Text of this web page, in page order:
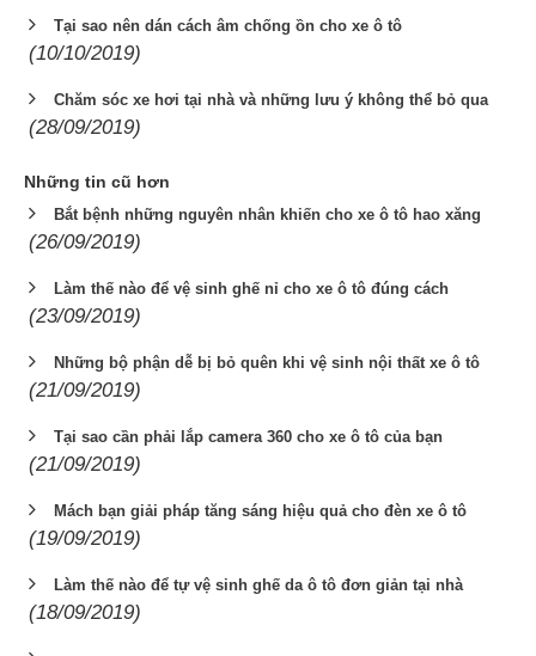
Tại sao nên dán cách âm chống ồn cho xe ô tô
(10/10/2019)
Chăm sóc xe hơi tại nhà và những lưu ý không thể bỏ qua
(28/09/2019)
Những tin cũ hơn
Bắt bệnh những nguyên nhân khiến cho xe ô tô hao xăng
(26/09/2019)
Làm thế nào để vệ sinh ghế nỉ cho xe ô tô đúng cách
(23/09/2019)
Những bộ phận dễ bị bỏ quên khi vệ sinh nội thất xe ô tô
(21/09/2019)
Tại sao cần phải lắp camera 360 cho xe ô tô của bạn
(21/09/2019)
Mách bạn giải pháp tăng sáng hiệu quả cho đèn xe ô tô
(19/09/2019)
Làm thế nào để tự vệ sinh ghế da ô tô đơn giản tại nhà
(18/09/2019)